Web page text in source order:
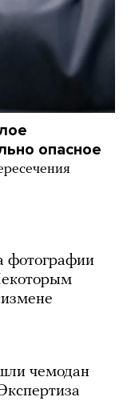
опасное
фотографии
чемодан